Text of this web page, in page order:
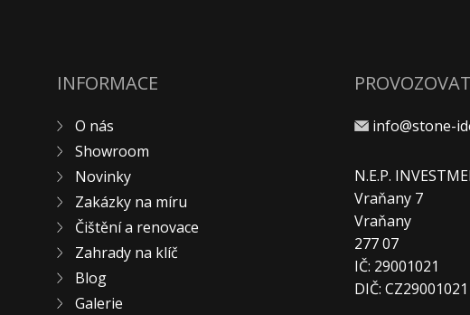
INFORMACE
O nás
Showroom
Novinky
Zakázky na míru
Čištění a renovace
Zahrady na klíč
Blog
Galerie
info@stone-
N.E.P.
Vraňany 7
Vraňany
277 07
IČ: 29001021
DIČ: CZ29001021